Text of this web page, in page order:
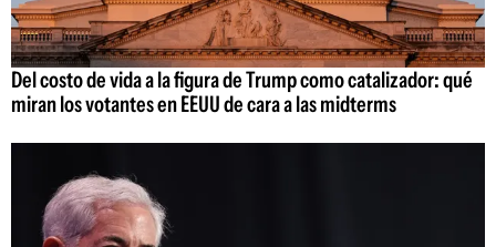
Del costo de vida a la figura de Trump como catalizador: qué
miran los votantes en EEUU de cara a las midterms